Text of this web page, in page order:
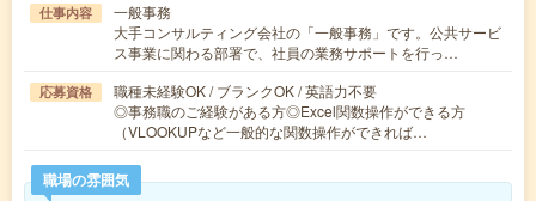
仕事内容
一般事務
大手コンサルティング会社の「一般事務」です。公共サービ
ス事業に関わる部署で、社員の業務サポートを行っ…
応募資格
職種未経験OK / ブランクOK / 英語力不要
◎事務職のご経験がある方◎Excel関数操作ができる方
（VLOOKUPなど一般的な関数操作ができれば…
職場の雰囲気